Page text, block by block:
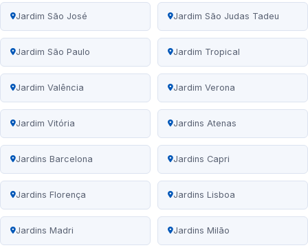
Jardim São José Jardim São Judas Tadeu
Jardim São Paulo Jardim Tropical
Jardim Valência Jardim Verona
Jardim Vitória Jardins Atenas
Jardins Barcelona Jardins Capri
Jardins Florença Jardins Lisboa
Jardins Madri Jardins Milão